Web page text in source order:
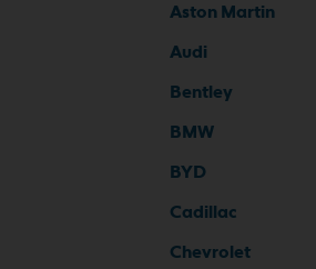
Aston Martin
Audi
Bentley
BMW
BYD
Cadillac
Chevrolet